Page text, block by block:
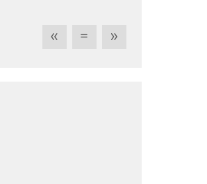
« = »